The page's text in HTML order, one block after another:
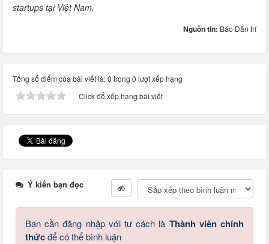
startups tại Việt Nam.
Nguồn tin: Báo Dân trí
Tổng số điểm của bài viết là: 0 trong 0 lượt xếp hạng
Click để xếp hạng bài viết
Ý kiến bạn đọc
Bạn cần đăng nhập với tư cách là Thành viên chính
thứcđể có thể bình luận